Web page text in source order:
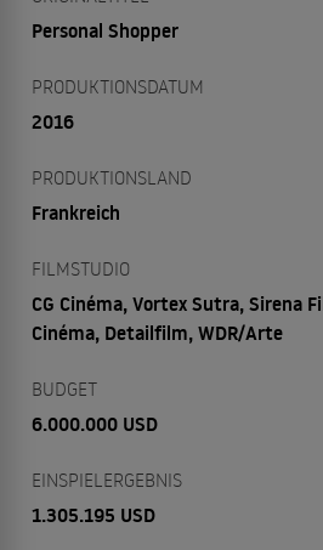
Personal Shopper
PRODUKTIONSDATUM
2016
PRODUKTIONSLAND
Frankreich
FILMSTUDIO
CG Cinéma, Vortex Sutra, Sirena
Cinéma, Detailfilm, WDR/Arte
BUDGET
6.000.000 USD
EINSPIELERGEBNIS
1.305.195 USD